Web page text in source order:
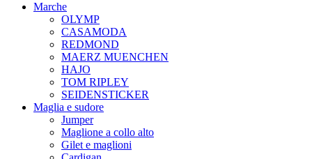
Marche
OLYMP
CASAMODA
REDMOND
MAERZ MUENCHEN
HAJO
TOM RIPLEY
SEIDENSTICKER
Maglia e sudore
Jumper
Maglione a collo alto
Gilet e maglioni